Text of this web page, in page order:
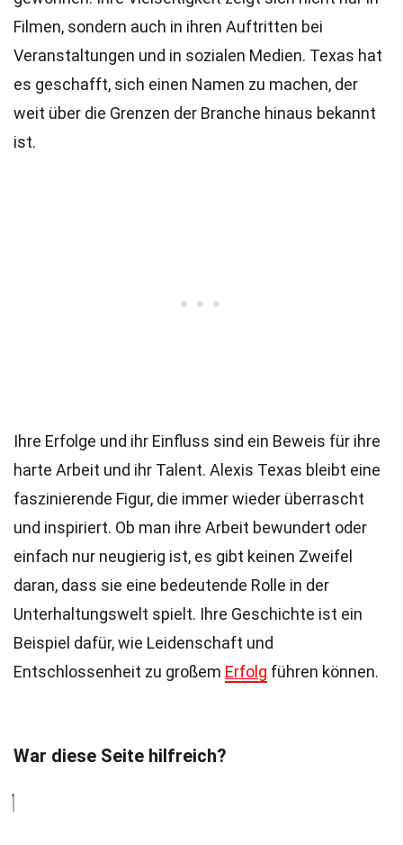
Filmen, sondern auch in ihren Auftritten bei
Veranstaltungen und in sozialen Medien. Texas hat
es geschafft, sich einen Namen zu machen, der
weit über die Grenzen der Branche hinaus bekannt
ist.
Ihre Erfolge und ihr Einfluss sind ein Beweis für ihre
harte Arbeit und ihr Talent. Alexis Texas bleibt eine
faszinierende Figur, die immer wieder überrascht
und inspiriert. Ob man ihre Arbeit bewundert oder
einfach nur neugierig ist, es gibt keinen Zweifel
daran, dass sie eine bedeutende Rolle in der
Unterhaltungswelt spielt. Ihre Geschichte ist ein
Beispiel dafür, wie Leidenschaft und
Entschlossenheit zu großem Erfolg führen können.
War diese Seite hilfreich?